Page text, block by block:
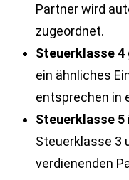
Partner wird
zugeordnet.
Steuerklasse 4
ein ähnliches
entsprechen in
Steuerklasse 5
Steuerklasse 3
verdienenden